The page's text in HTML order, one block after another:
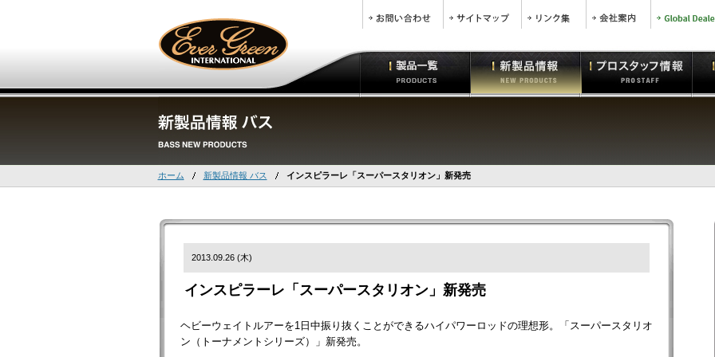
ホーム 新製品情報 バス インスピラーレ「スーパースタリオン」新発売
2013.09.26 (木)
インスピラーレ「スーパースタリオン」新発売
ヘビーウェイトルアーを1日中振り抜くことができるハイパワーロッドの理想形。「スーパースタリオ
ン（トーナメントシリーズ）」新発売。